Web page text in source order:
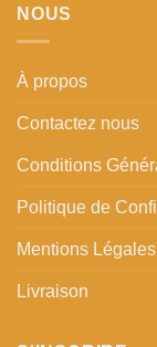
NOUS
À propos
Contactez nous
Conditions
Politique de
Mentions Légales
Livraison